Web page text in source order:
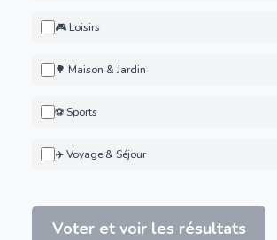
🎮 Loisirs
🌳 Maison & Jardin
⚽ Sports
✈️ Voyage & Séjour
Voter et voir les résultats